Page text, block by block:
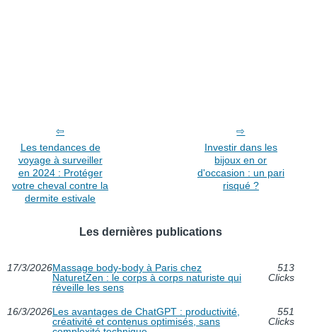
Les tendances de
voyage à surveiller
en 2024 : Protéger
votre cheval contre la
dermite estivale
Investir dans les
bijoux en or
d'occasion : un pari
risqué ?
Les dernières publications
17/3/2026Massage body-body à Paris chez
NaturetZen : le corps à corps naturiste qui
réveille les sens
513
Clicks
16/3/2026Les avantages de ChatGPT : productivité,
créativité et contenus optimisés, sans
551
Clicks